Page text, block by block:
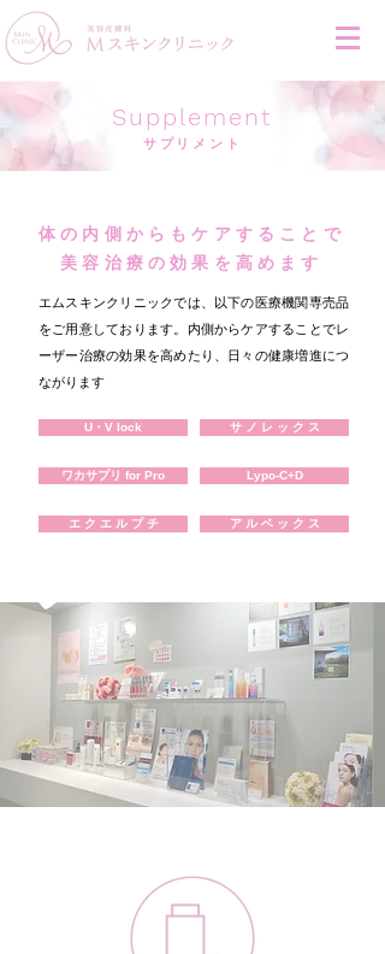
Supplement
サプリメント
体の内側からもケアすることで
美容治療の効果を高めます
エムスキンクリニックでは、以下の医療機関専売品
をご用意しております。内側からケアすることでレ
ーザー治療の効果を高めたり、日々の健康増進につ
ながります
U・V lock サ ノ レ ッ ク ス
ワカサプリ for Pro Lypo-C+D
エ ク エ ル プ チ ア ル ベ ッ ク ス